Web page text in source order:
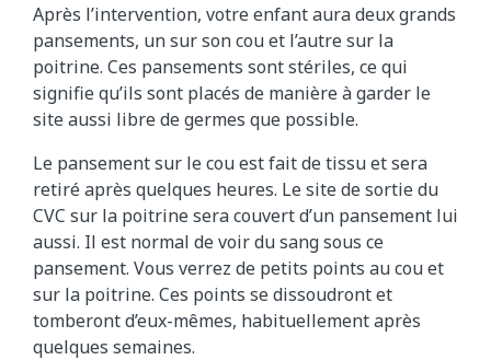
Après l’intervention, votre enfant aura deux grands
pansements, un sur son cou et l’autre sur la
poitrine. Ces pansements sont stériles, ce qui
signifie qu’ils sont placés de manière à garder le
site aussi libre de germes que possible.
Le pansement sur le cou est fait de tissu et sera
retiré après quelques heures. Le site de sortie du
CVC sur la poitrine sera couvert d’un pansement lui
aussi. Il est normal de voir du sang sous ce
pansement. Vous verrez de petits points au cou et
sur la poitrine. Ces points se dissoudront et
tomberont d’eux-mêmes, habituellement après
quelques semaines.